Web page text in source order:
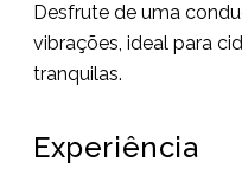
Desfrute de uma
vibrações, ideal para
tranquilas.
Experiência